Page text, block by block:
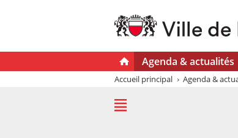
Agenda & actualités
Accueil principal Agenda &